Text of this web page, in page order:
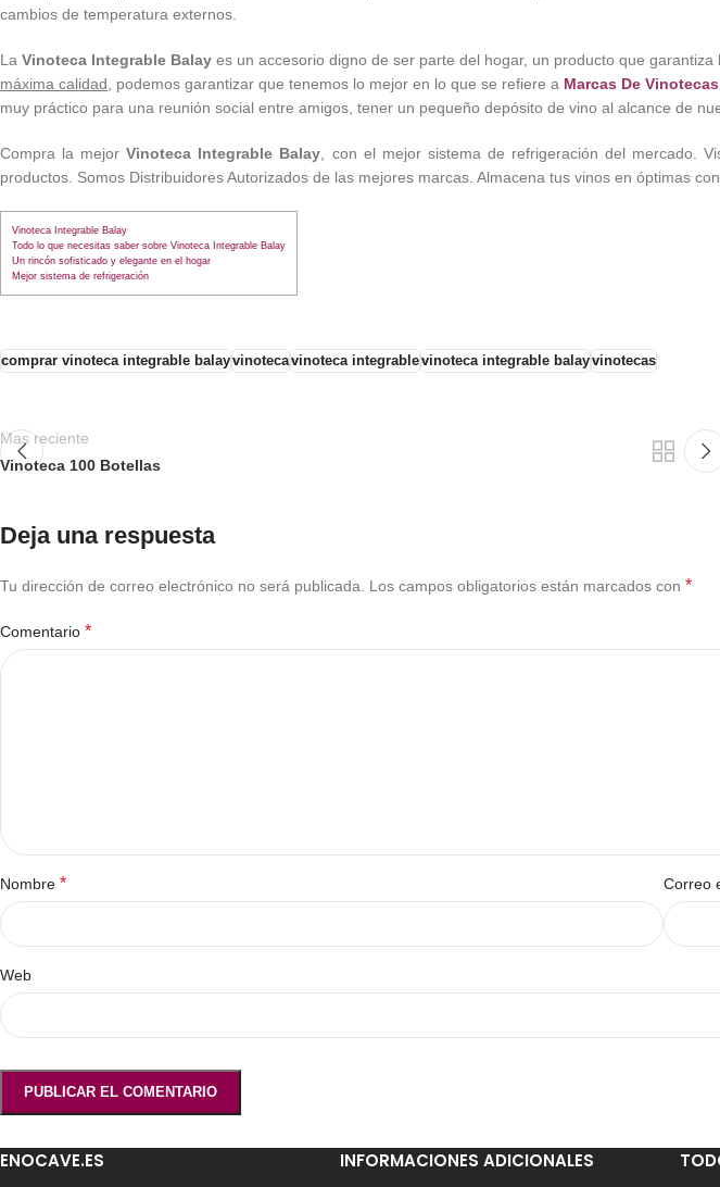
cambios de temperatura externos.
La Vinoteca Integrable Balay es un accesorio digno de ser parte del hogar, un producto que
máxima calidad , podemos garantizar que tenemos lo mejor en lo que se refiere a Marcas De Vinotecas
muy práctico para una reunión social entre amigos, tener un pequeño depósito de vino al alcance de
Compra la mejorVinoteca Integrable Balay , con el mejor sistema de refrigeración del mercado.
productos. Somos Distribuidores Autorizados de las mejores marcas. Almacena tus vinos en óptimas
Vinoteca Integrable Balay
Todo lo que necesitas saber sobre Vinoteca Integrable Balay
Un rincón sofisticado y elegante en el hogar
Mejor sistema de refrigeración
comprar vinoteca integrable balayvinotecavinoteca integrablevinoteca integrable balayvinotecas
Mas reciente
Vinoteca 100 Botellas
Deja una respuesta
Tu dirección de correo electrónico no será publicada. Los campos obligatorios están marcados con *
Comentario *
Nombre * Correo
Web
ENOCAVE.ES INFORMACIONES ADICIONALES